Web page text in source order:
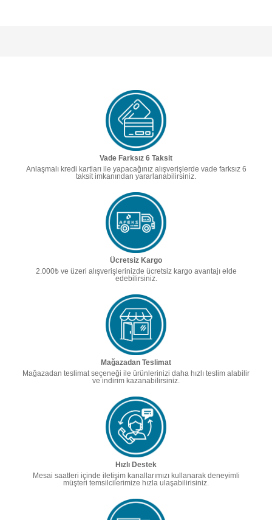
Vade Farksız 6 Taksit
Anlaşmalı kredi kartları ile yapacağınız alışverişlerde vade farksız 6
taksit imkanından yararlanabilirsiniz.
Ücretsiz Kargo
2.000₺ ve üzeri alışverişlerinizde ücretsiz kargo avantajı elde
edebilirsiniz.
Mağazadan Teslimat
Mağazadan teslimat seçeneği ile ürünlerinizi daha hızlı teslim alabilir
ve indirim kazanabilirsiniz.
Hızlı Destek
Mesai saatleri içinde iletişim kanallarımızı kullanarak deneyimli
müşteri temsilcilerimize hızla ulaşabilirisiniz.